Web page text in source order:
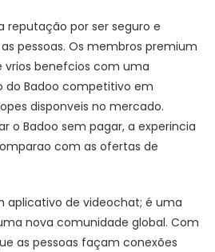
reputação por ser seguro e
pessoas. Os membros premium
vrios benefcios com uma
do Badoo competitivo em
disponveis no mercado.
o Badoo sem pagar, a experincia
com as ofertas de
aplicativo de videochat; é uma
nova comunidade global. Com
as pessoas façam conexões